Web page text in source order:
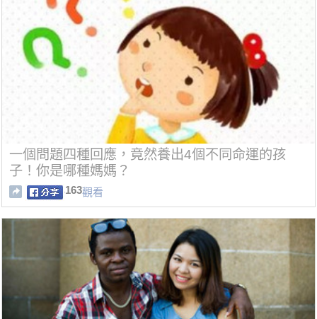
一個問題四種回應，竟然養出4個不同命運的孩
子！你是哪種媽媽？
163觀看